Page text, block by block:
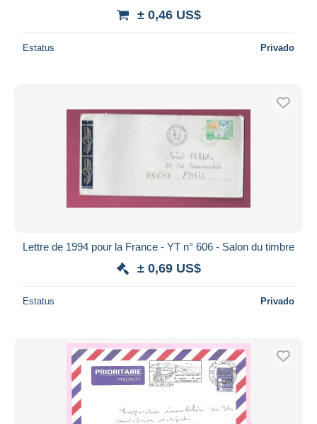
± 0,46 US$
Estatus Privado
Lettre de 1994 pour la France - YT n° 606 - Salon du timbre
± 0,69 US$
Estatus Privado